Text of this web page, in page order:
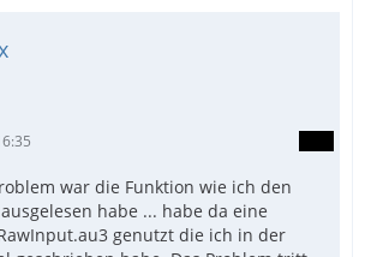
war die Funktion wie ich den
habe ... habe da eine
genutzt die ich in der